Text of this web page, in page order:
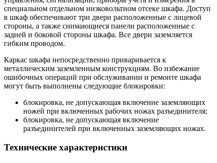
специальном отдельном низковольтном отсеке шкафа. Доступ
в шкаф обеспечивают три двери расположенные с лицевой
стороны, а также снимающиеся панели расположенные с
задней и боковой стороны шкафа. Все двери заземляется
гибким проводом.
Каркас шкафа непосредственно приваривается к
металлическим заземленным конструкциям. Во избежание
ошибочных операций при обслуживании и ремонте шкафа
могут быть выполнены следующие блокировки:
блокировка, не допускающая включение заземляющих
ножей при включенных рабочих ножах разъединителя;
блокировка, не допускающая включение
разъединителей при включенных заземляющих ножах.
Технические характеристики